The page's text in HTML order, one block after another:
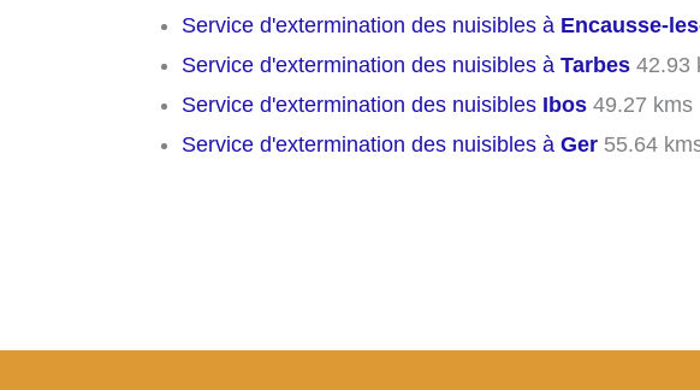
Service d'extermination des nuisibles à Encausse-
Service d'extermination des nuisibles à Tarbes 42.93
Service d'extermination des nuisibles Ibos 49.27 kms
Service d'extermination des nuisibles à Ger 55.64